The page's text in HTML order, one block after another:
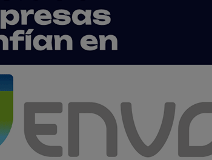
entre la sustitución de azúcar y la sostenibilidad